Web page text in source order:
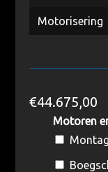
Motorisering
€44.675,00
Motoren